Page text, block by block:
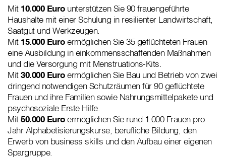
Mit 10.000 Eurounterstützen Sie 90 frauengeführte
Haushalte mit einer Schulung in resilienter Landwirtschaft,
Saatgut und Werkzeugen.
Mit 15.000 Euroermöglichen Sie 35 geflüchteten Frauen
eine Ausbildung in einkommensschaffenden Maßnahmen
und die Versorgung mit Menstruations-Kits.
Mit30.000 Euroermöglichen Sie Bau und Betrieb von zwei
dringend notwendigen Schutzräumen für 90 geflüchtete
Frauen und ihre Familien sowie Nahrungsmittelpakete und
psychosoziale Erste Hilfe.
Mit50.000 Euroermöglichen Sie rund 1.000 Frauen pro
Jahr Alphabetisierungskurse, berufliche Bildung, den
Erwerb von business skills und den Aufbau einer eigenen
Spargruppe.